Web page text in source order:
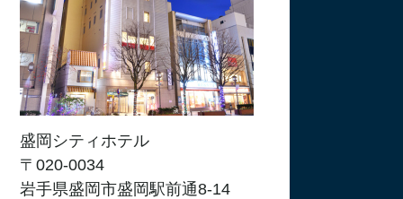
盛岡シティホテル
〒020-0034
岩手県盛岡市盛岡駅前通8-14